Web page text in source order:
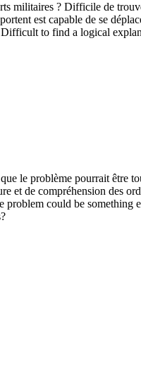
militaires ? Difficile de
est capable de se
to find a logical
le problème pourrait être
et de compréhension des
could be something